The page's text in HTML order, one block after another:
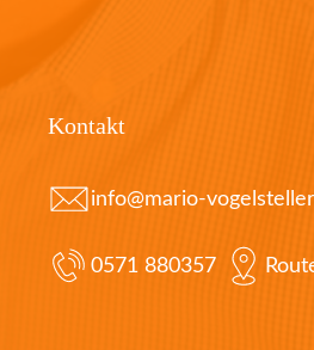
Kontakt
info@mario-
0571 880357